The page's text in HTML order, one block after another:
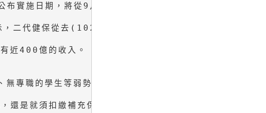
實施日期，將從9月起適用，估計未來將有58萬人因此
二代健保從去(102)年實施後，針對民眾薪資以外的6大
近400億的收入。
專職的學生等弱勢民眾，兼職所得扣取門檻提高到基本
還是就須扣繳補充保費。